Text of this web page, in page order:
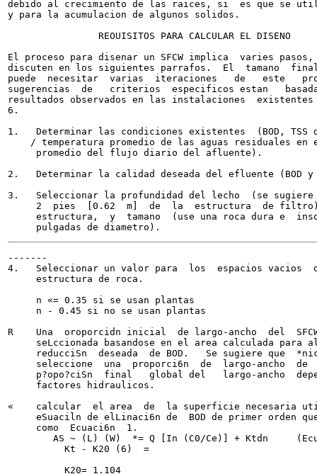
debido al crecimiento de las raices, si  es que se
y para la acumulacion de algunos solidos.
                REOUISITOS PARA CALCULAR EL DISENO
El proceso para disenar un SFCW implica  varies
discuten en los siguientes parrafos.  El  tamano
puede  necesitar  varias  iteraciones   de   este
sugerencias  de   criterios  especificos estan
resultados observados en las instalaciones  existentes
6.
1.   Determinar las condiciones existentes  (BOD,
/ temperatura promedio de las aguas residuales en
     promedio del flujo diario del afluente).
2.   Determinar la calidad deseada del efluente (BOD y
3.   Seleccionar la profundidad del lecho  (se sugiere
2  pies  [0.62  m]  de  la  estructura  de
estructura,  y  tamano  (use una roca dura e
-------
4.   Seleccionar un valor para  los  espacios vacios
     estructura de roca.
     n «= 0.35 si se usan plantas
     n - 0.45 si no se usan plantas
R    Una  oroporcidn inicial  de largo-ancho  del
seLccionada basandose en el area calculada para
reducciSn  deseada  de BOD.   Se sugiere que
seleccione  una  proporci6n  de  largo-ancho  de
p?opo?ciSn  final   global del   largo-ancho
     factores hidraulicos.
«    calcular  el area  de  la superficie necesaria
eSuaciln de elLinaci6n de  BOD de primer orden
     como  Ecuaci6n  1.
AS ~ (L) (W)  *= Q [In (C0/Ce)] + Ktdn
          Kt - K20 (6)  =
          K20= 1.104